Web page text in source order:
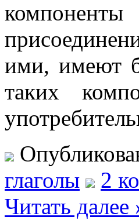
ими, имеют
таких
глаголы
2
Читать далее